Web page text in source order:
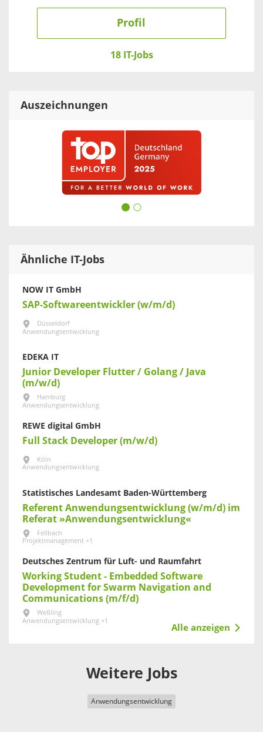
Profil
18 IT-Jobs
Auszeichnungen
Ähnliche IT-Jobs
NOW IT GmbH
SAP-Softwareentwickler (w/m/d)
Düsseldorf
Anwendungsentwicklung
EDEKA IT
Junior Developer Flutter / Golang / Java
(m/w/d)
Hamburg
Anwendungsentwicklung
REWE digital GmbH
Full Stack Developer (m/w/d)
Köln
Anwendungsentwicklung
Statistisches Landesamt Baden-Württemberg
Referent Anwendungsentwicklung (w/m/d) im
Referat »Anwendungsentwicklung«
Fellbach
Projektmanagement +1
Deutsches Zentrum für Luft- und Raumfahrt
Working Student - Embedded Software
Development for Swarm Navigation and
Communications (m/f/d)
Weßling
Anwendungsentwicklung +1
Alle anzeigen
Weitere Jobs
Anwendungsentwicklung